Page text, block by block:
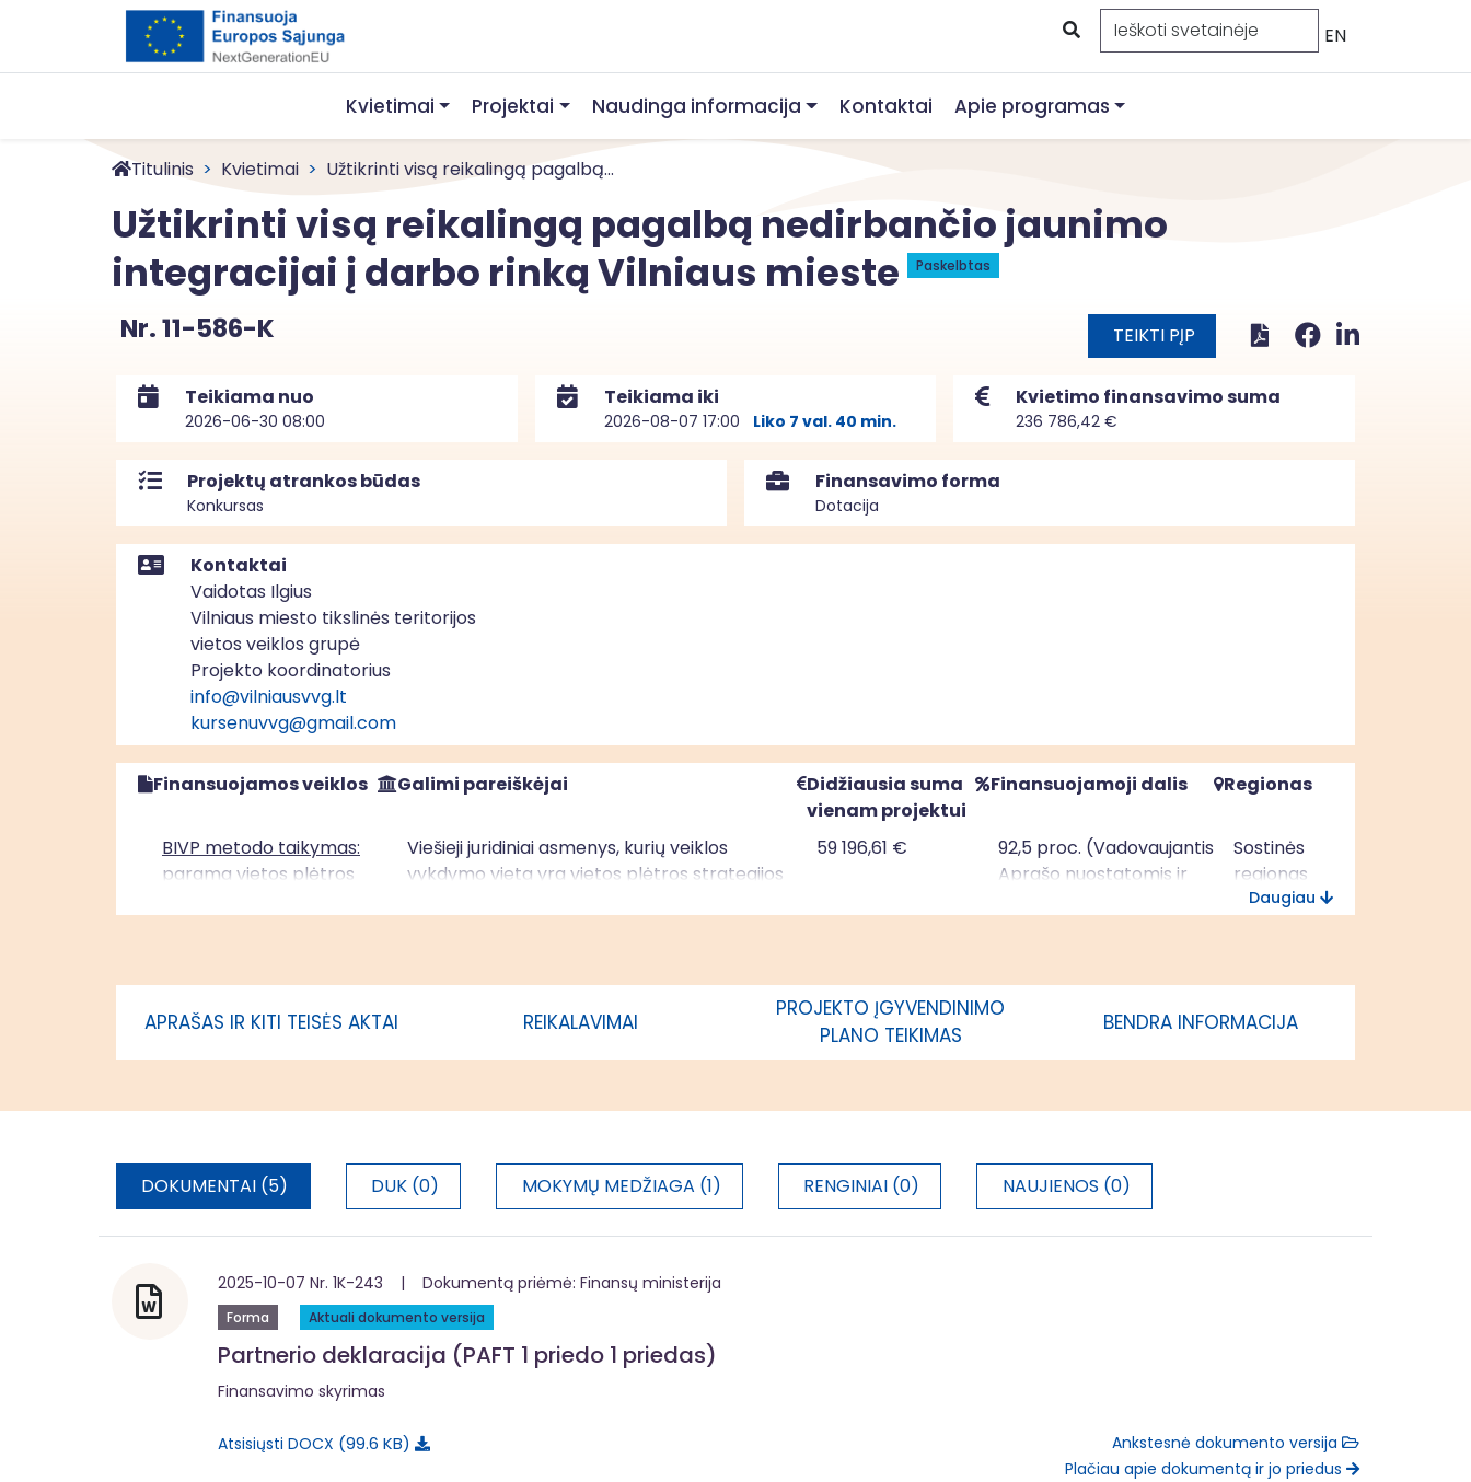
EN
Kvietimai Projektai Naudinga informacija Kontaktai Apie programas
Titulinis Kvietimai Užtikrinti visą reikalingą pagalbą...
Užtikrinti visą reikalingą pagalbą nedirbančio jaunimo
integracijai į darbo rinką Vilniaus mieste
Paskelbtas
Nr. 11-586-K TEIKTI PĮP
Teikiama nuo
2026-06-30 08:00
Teikiama iki
2026-08-07 17:00 Liko 7 val. 40 min.
Kvietimo finansavimo suma
236 786,42 €
Projektų atrankos būdas
Konkursas
Finansavimo forma
Dotacija
Kontaktai
Vaidotas Ilgius
Vilniaus miesto tikslinės teritorijos
vietos veiklos grupė
Projekto koordinatorius
info@vilniausvvg.lt
kursenuvvg@gmail.com
Finansuojamos veiklos Galimi pareiškėjai
Didžiausia suma
vienam projektui
Finansuojamoji dalis Regionas
BIVP metodo taikymas:
parama vietos plėtros
Viešieji juridiniai asmenys, kurių veiklos
vykdymo vieta yra vietos plėtros strategijos
teritorijoje; savivaldybės, kurios teritorijoje
administracija
59 196,61 €
92,5 proc. (Vadovaujantis
Aprašo nuostatomis ir
Sostinės
regionas
Daugiau
APRAŠAS IR KITI TEISĖS AKTAI REIKALAVIMAI
PROJEKTO ĮGYVENDINIMO
PLANO TEIKIMAS
BENDRA INFORMACIJA
DOKUMENTAI (5) DUK (0) MOKYMŲ MEDŽIAGA (1) RENGINIAI (0) NAUJIENOS (0)
2025-10-07 Nr. 1K-243 | Dokumentą priėmė: Finansų ministerija
Forma Aktuali dokumento versija
Partnerio deklaracija (PAFT 1 priedo 1 priedas)
Finansavimo skyrimas
Atsisiųsti DOCX 99.6 KB
Ankstesnė dokumento versija
Plačiau apie dokumentą ir jo priedus